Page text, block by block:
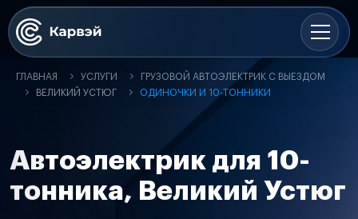
ГЛАВНАЯ УСЛУГИ
ГРУЗОВОЙ АВТОЭЛЕКТРИК С ВЫЕЗДОМ
ВЕЛИКИЙ УСТЮГ
ОДИНОЧКИ И 10-ТОННИКИ
Автоэлектрик для 10-
тонника, Великий Устюг